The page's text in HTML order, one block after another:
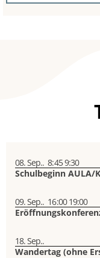
08. Sep.. 8:459:30
Schulbeginn AULA/
09. Sep.. 16:0019:00
18. Sep..
Wandertag (ohne